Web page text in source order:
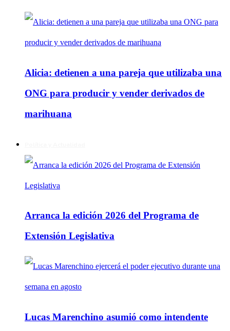
Alicia: detienen a una pareja que utilizaba una
ONG para producir y vender derivados de
marihuana
Arranca la edición 2026 del Programa de
Extensión Legislativa
Lucas Marenchino asumió como intendente